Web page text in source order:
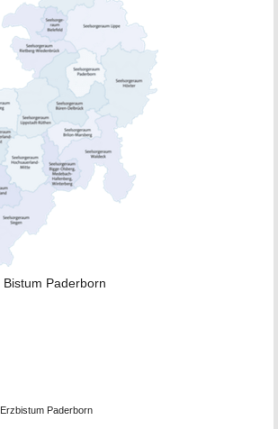
Paderborn
Paderborn